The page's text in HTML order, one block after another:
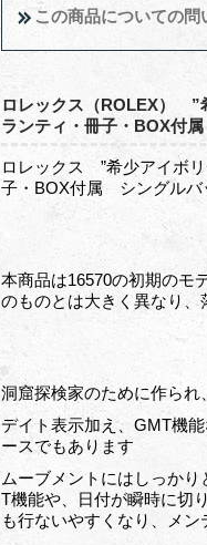
この商品についての問
ロレックス（ROLEX）
ランティ・冊子・BOX付
ロレックス ”希少アイボ
子・BOX付属 シングル
本商品は16570の初期のモ
のものとは大きく異なり、
洞窟探検家のために作られ
デイト表示加え、GMT機
ースでもあります
ムーブメントにはしっか
T機能や、日付が瞬時に切
も行ないやすくなり、メン